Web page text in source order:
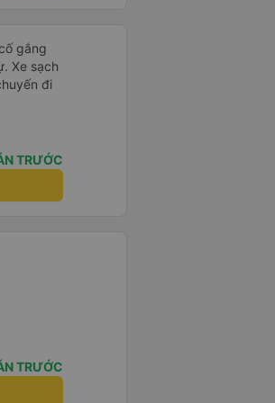
gắng
Xe sạch
đi
TRƯỚC
TRƯỚC